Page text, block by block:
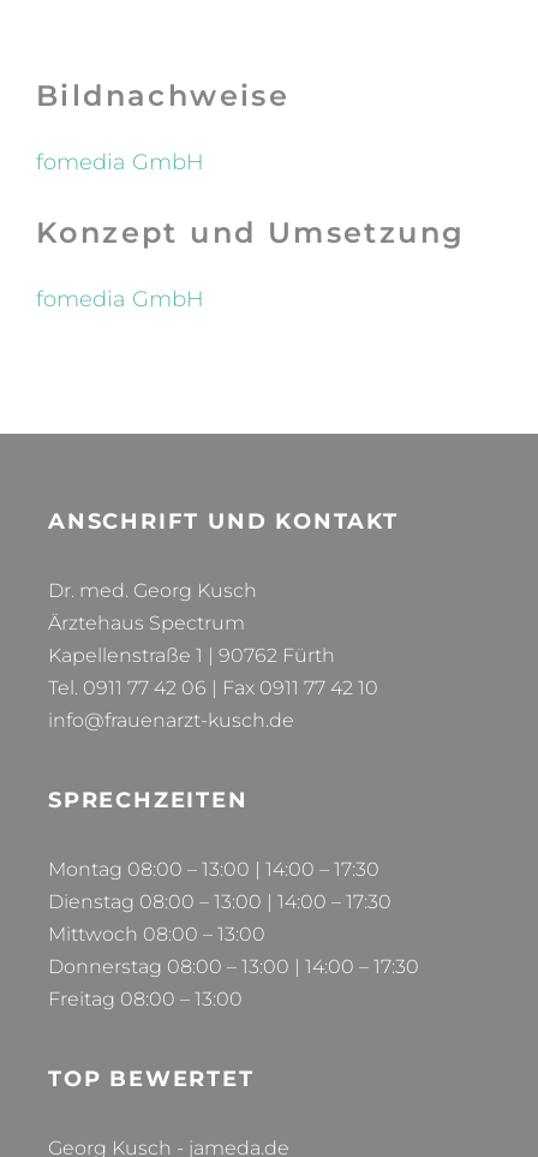
Bildnachweise
fomedia GmbH
Konzept und Umsetzung
fomedia GmbH
ANSCHRIFT UND KONTAKT
Dr. med. Georg Kusch
Ärztehaus Spectrum
Kapellenstraße 1 | 90762 Fürth
Tel. 0911 77 42 06 | Fax 0911 77 42 10
info@frauenarzt-kusch.de
SPRECHZEITEN
Montag 08:00 – 13:00 | 14:00 – 17:30
Dienstag 08:00 – 13:00 | 14:00 – 17:30
Mittwoch 08:00 – 13:00
Donnerstag 08:00 – 13:00 | 14:00 – 17:30
Freitag 08:00 – 13:00
TOP BEWERTET
Georg Kusch - jameda.de